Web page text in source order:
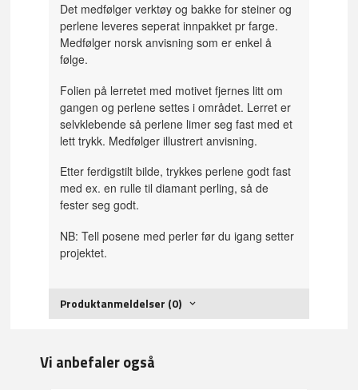
Det medfølger verktøy og bakke for steiner og
perlene leveres seperat innpakket pr farge.
Medfølger norsk anvisning som er enkel å
følge.
Folien på lerretet med motivet fjernes litt om
gangen og perlene settes i området. Lerret er
selvklebende så perlene limer seg fast med et
lett trykk. Medfølger illustrert anvisning.
Etter ferdigstilt bilde, trykkes perlene godt fast
med ex. en rulle til diamant perling, så de
fester seg godt.
NB: Tell posene med perler før du igang setter
projektet.
Produktanmeldelser (0)
Vi anbefaler også